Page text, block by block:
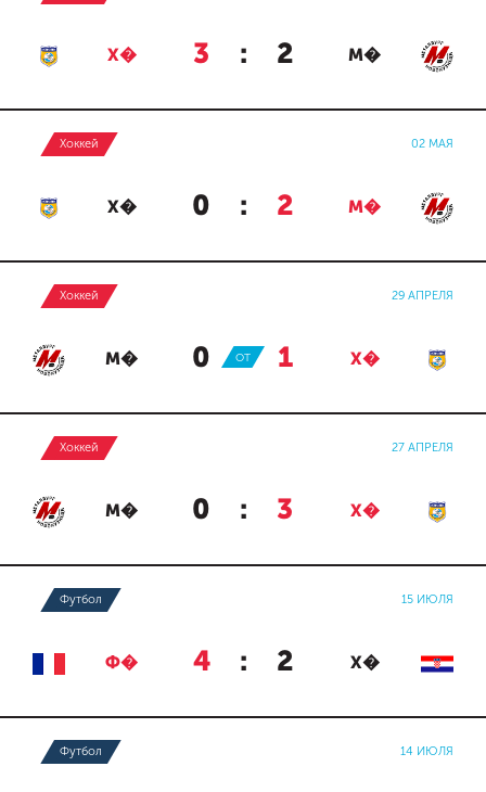
Х� 3 : 2 М�
Хоккей 02 МАЯ
Х� 0 : 2 М�
Хоккей 29 АПРЕЛЯ
М� 0 : 1 Х�
ОТ
Хоккей 27 АПРЕЛЯ
М� 0 : 3 Х�
Футбол 15 ИЮЛЯ
Ф� 4 : 2 Х�
Футбол 14 ИЮЛЯ